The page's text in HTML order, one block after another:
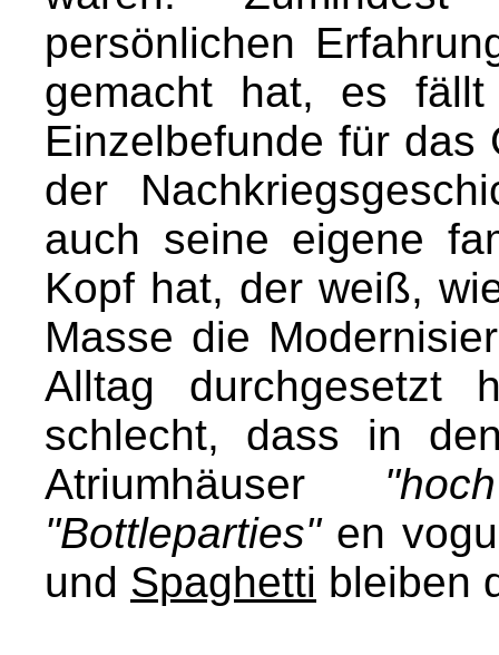
persönlichen
gemacht hat, es
Einzelbefunde für das
der
auch seine eigene
Kopf hat, der weiß,
Masse die
Alltag durchgesetzt
schlecht, dass in
Atriumhäuser
"Bottleparties"en
und Spaghetti bleiben